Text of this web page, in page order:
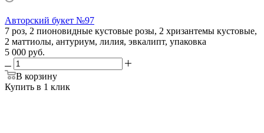
Авторский букет №97
7 роз, 2 пионовидные кустовые розы, 2 хризантемы кустовые,
2 маттиолы, антуриум, лилия, эвкалипт, упаковка
5 000 руб.
В корзину
Купить в 1 клик